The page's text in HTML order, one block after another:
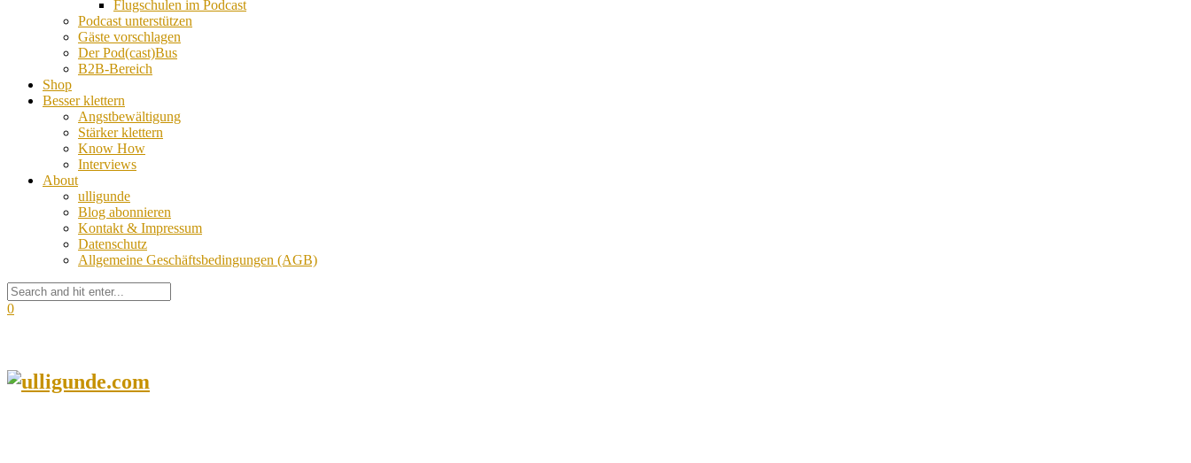
Flugschulen im Podcast
Podcast unterstützen
Gäste vorschlagen
Der Pod(cast)Bus
B2B-Bereich
Shop
Besser klettern
Angstbewältigung
Stärker klettern
Know How
Interviews
About
ulligunde
Blog abonnieren
Kontakt & Impressum
Datenschutz
Allgemeine Geschäftsbedingungen (AGB)
0